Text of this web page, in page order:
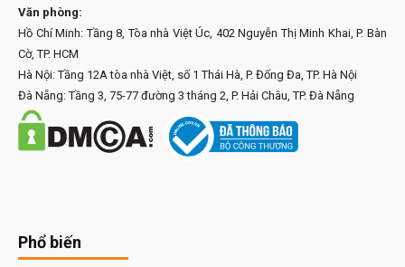
Văn phòng:
Hồ Chí Minh: Tầng 8, Tòa nhà Việt Úc, 402 Nguyễn Thị Minh Khai, P. Bàn
Cờ, TP. HCM
Hà Nội: Tầng 12A tòa nhà Việt, số 1 Thái Hà, P. Đống Đa, TP. Hà Nội
Đà Nẵng: Tầng 3, 75-77 đường 3 tháng 2, P. Hải Châu, TP. Đà Nẵng
Phổ biến